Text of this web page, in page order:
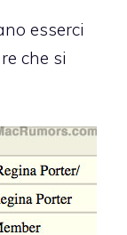
esserci
che si